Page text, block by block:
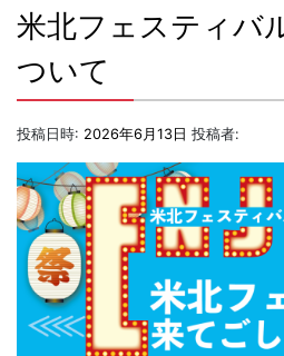
米北フェスティバ
ついて
投稿日時: 2026年6月13日 投稿者: